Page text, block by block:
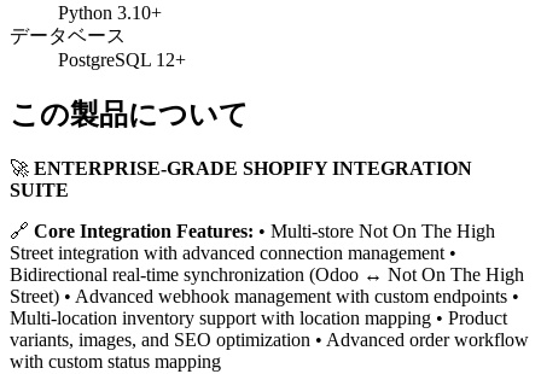
Python 3.10+
データベース
PostgreSQL 12+
この製品について
🚀 ENTERPRISE-GRADE SHOPIFY INTEGRATION
SUITE
🔗 Core Integration Features: • Multi-store Not On The High
Street integration with advanced connection management •
Bidirectional real-time synchronization (Odoo ↔ Not On The High
Street) • Advanced webhook management with custom endpoints •
Multi-location inventory support with location mapping • Product
variants, images, and SEO optimization • Advanced order workflow
with custom status mapping